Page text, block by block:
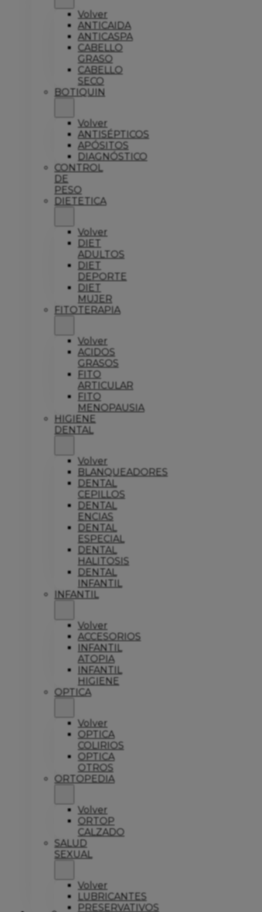
Volver
ANTICAIDA
ANTICASPA
CABELLO
GRASO
CABELLO
SECO
BOTIQUIN
Volver
ANTISÉPTICOS
APÓSITOS
DIAGNÓSTICO
CONTROL
DE
PESO
DIETETICA
Volver
DIET
ADULTOS
DIET
DEPORTE
DIET
MUJER
FITOTERAPIA
Volver
ACIDOS
GRASOS
FITO
ARTICULAR
FITO
MENOPAUSIA
HIGIENE
DENTAL
Volver
BLANQUEADORES
DENTAL
CEPILLOS
DENTAL
ENCIAS
DENTAL
ESPECIAL
DENTAL
HALITOSIS
DENTAL
INFANTIL
INFANTIL
Volver
ACCESORIOS
INFANTIL
ATOPIA
INFANTIL
HIGIENE
OPTICA
Volver
OPTICA
COLIRIOS
OPTICA
OTROS
ORTOPEDIA
Volver
ORTOP
CALZADO
SALUD
SEXUAL
Volver
LUBRICANTES
PRESERVATIVOS